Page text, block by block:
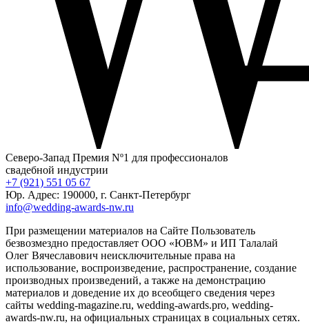
Северо-Запад Премия Nº1 для профессионалов
свадебной индустрии
+7 (921) 551 05 67
Юр. Адрес: 190000, г. Санкт-Петербург
info@wedding-awards-nw.ru
При размещении материалов на Сайте Пользователь
безвозмездно предоставляет ООО «ЮВМ» и ИП Талалай
Олег Вячеславович неисключительные права на
использование, воспроизведение, распространение, создание
производных произведений, а также на демонстрацию
материалов и доведение их до всеобщего сведения через
сайты wedding-magazine.ru, wedding-awards.pro, wedding-
awards-nw.ru, на официальных страницах в социальных сетях.